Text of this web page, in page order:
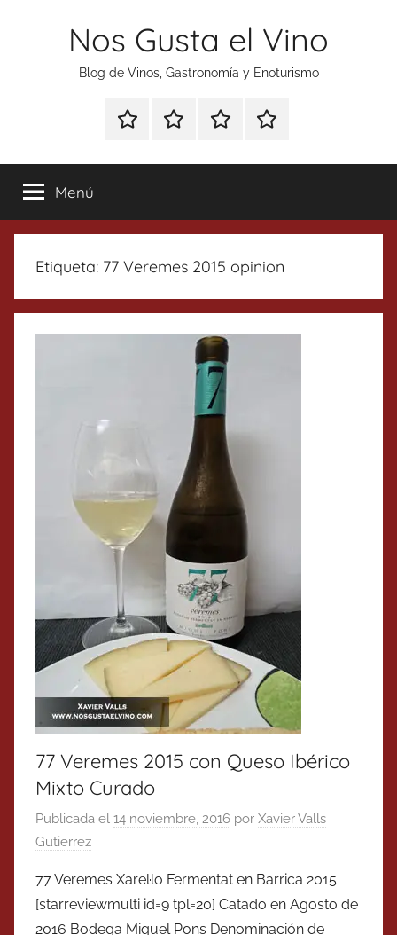
Nos Gusta el Vino
Blog de Vinos, Gastronomía y Enoturismo
Especial
Tonics
Enoturismo
Gastronomía
RankingContacto
Menú
Etiqueta: 77 Veremes 2015 opinion
77 Veremes 2015 con Queso Ibérico
Mixto Curado
Publicada el 14 noviembre, 2016 por Xavier Valls
Gutierrez
77 Veremes Xarel·lo Fermentat en Barrica 2015
[starreviewmulti id=9 tpl=20] Catado en Agosto de
2016 Bodega Miquel Pons Denominación de